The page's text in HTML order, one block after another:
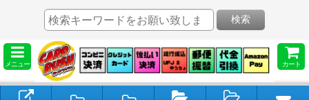
メニュー カート
検索